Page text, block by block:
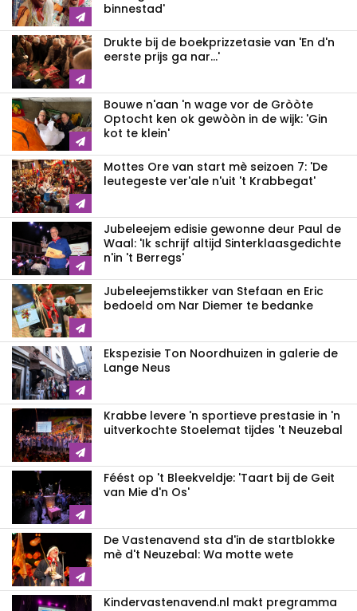
binnestad'
Drukte bij de boekprizzetasie van 'En d'n
eerste prijs ga nar...'
Bouwe n'aan 'n wage vor de Gròòte
Optocht ken ok gewòòn in de wijk: 'Gin
kot te klein'
Mottes Ore van start mè seizoen 7: 'De
leutegeste ver'ale n'uit 't Krabbegat'
Jubeleejem edisie gewonne deur Paul de
Waal: 'Ik schrijf altijd Sinterklaasgedichte
n'in 't Berregs'
Jubeleejemstikker van Stefaan en Eric
bedoeld om Nar Diemer te bedanke
Ekspezisie Ton Noordhuizen in galerie de
Lange Neus
Krabbe levere 'n sportieve prestasie in 'n
uitverkochte Stoelemat tijdes 't Neuzebal
Féést op 't Bleekveldje: 'Taart bij de Geit
van Mie d'n Os'
De Vastenavend sta d'in de startblokke
mè d't Neuzebal: Wa motte wete
Kindervastenavend.nl makt pregramma